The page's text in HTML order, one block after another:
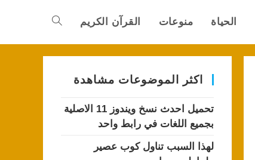
الحياة منوعات القرآن الكريم Toggle
اكثر الموضوعات مشاهدة
تحميل احدث نسخ ويندوز 11 الاصلية
بجميع اللغات في رابط واحد
لهذا السبب تناول كوب عصير